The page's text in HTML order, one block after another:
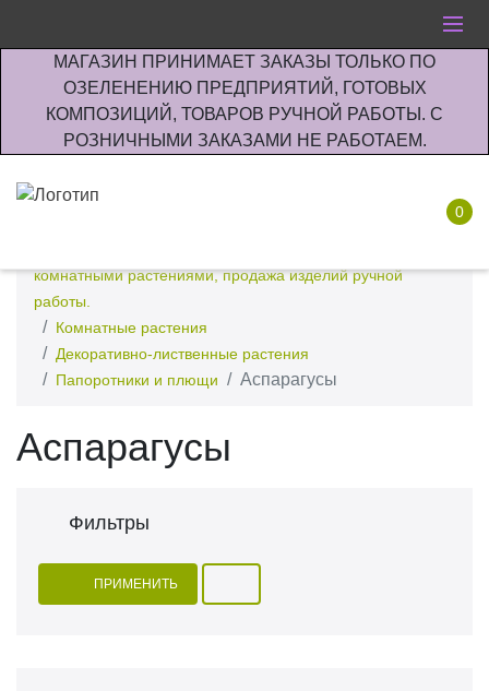
МАГАЗИН ПРИНИМАЕТ ЗАКАЗЫ ТОЛЬКО ПО
ОЗЕЛЕНЕНИЮ ПРЕДПРИЯТИЙ, ГОТОВЫХ
КОМПОЗИЦИЙ, ТОВАРОВ РУЧНОЙ РАБОТЫ. С
РОЗНИЧНЫМИ ЗАКАЗАМИ НЕ РАБОТАЕМ.
0
комнатными растениями, продажа изделий ручной
работы.
Комнатные растения
Декоративно-лиственные растения
Папоротники и плющи
Аспарагусы
Аспарагусы
Фильтры
ПРИМЕНИТЬ